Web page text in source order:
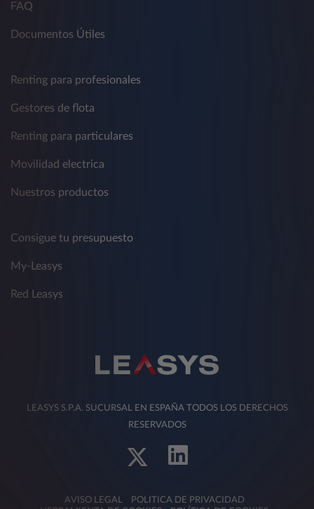
FAQ
Documentos Útiles
Renting para profesionales
Gestores de flota
Renting para particulares
Movilidad electrica
Nuestros productos
Consigue tu presupuesto
My-Leasys
Red Leasys
LEASYS S.P.A. SUCURSAL EN ESPAÑA TODOS LOS DERECHOS
RESERVADOS
AVISO LEGAL
POLITICA DE PRIVACIDAD